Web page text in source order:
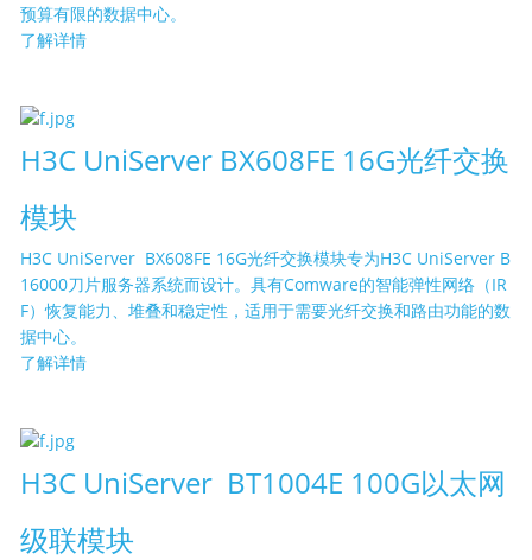
预算有限的数据中心。
了解详情
H3C UniServer BX608FE 16G光纤交换
模块
H3C UniServer BX608FE 16G光纤交换模块专为H3C UniServer B
16000刀片服务器系统而设计。具有Comware的智能弹性网络（IR
F）恢复能力、堆叠和稳定性，适用于需要光纤交换和路由功能的数
据中心。
了解详情
H3C UniServer BT1004E 100G以太网
级联模块